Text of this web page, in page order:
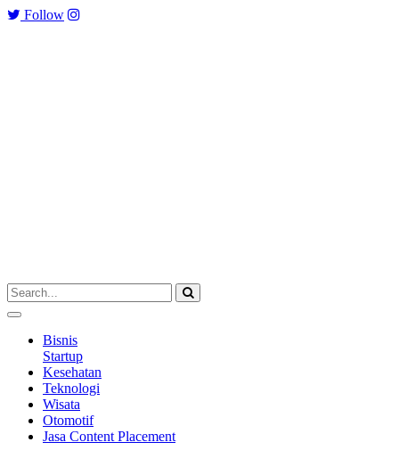
Follow
Bisnis
Startup
Kesehatan
Teknologi
Wisata
Otomotif
Jasa Content Placement